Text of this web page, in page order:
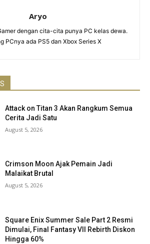
Aryo
dengan cita-cita punya PC kelas dewa.
PCnya ada PS5 dan Xbox Series X
Attack on Titan 3 Akan Rangkum Semua
Cerita Jadi Satu
August 5, 2026
Crimson Moon Ajak Pemain Jadi
Malaikat Brutal
August 5, 2026
Square Enix Summer Sale Part 2 Resmi
Dimulai, Final Fantasy VII Rebirth Diskon
Hingga 60%